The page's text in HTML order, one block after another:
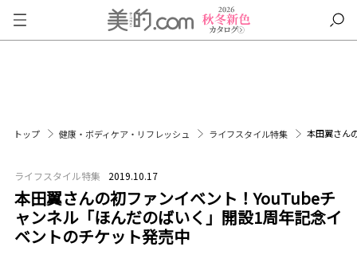
トップ 健康・ボディケア・リフレッシュ ライフスタイル特集 本田翼さん
ライフスタイル特集 2019.10.17
本田翼さんの初ファンイベント！YouTubeチ
ャンネル「ほんだのばいく」開設1周年記念イ
ベントのチケット発売中